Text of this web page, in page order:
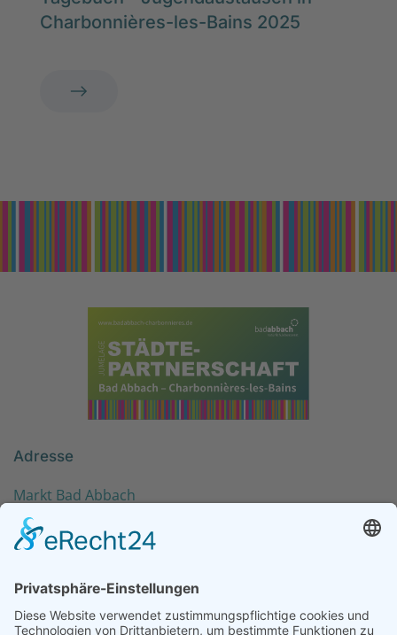
Charbonnières-les-Bains 2025
Adresse
Markt Bad Abbach
Raiffeisenstr. 72
93077 Bad Abbach
Kontakt
KOMITEE@BADABBACH-CHARBONNIERES.DE